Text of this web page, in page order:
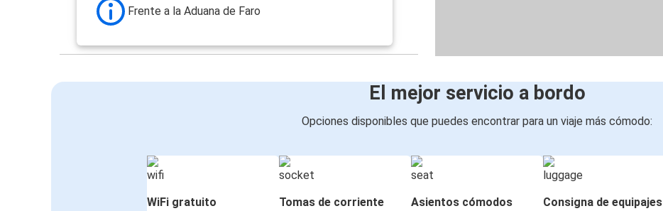
Frente a la Aduana de Faro
El mejor servicio a bordo
Opciones disponibles que puedes encontrar para un viaje más cómodo:
WiFi gratuito Tomas de corriente Asientos cómodos Consigna de equipajes